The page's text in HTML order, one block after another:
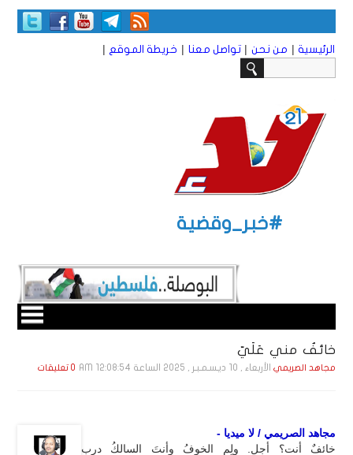
الرئيسية | من نحن | تواصل معنا | خريطة الموقع |
#خبر_وقضية
خائفٌ مني عَلَيّ
مجاهد الصريمي الأربعاء , 10 ديـسـمـبـر , 2025 الساعة 12:08:54 AM 0 تعليقات
مجاهد الصريمي / لا ميديا -
خائفٌ أنت؟ أجل. ولِم الخوفُ وأنتَ السالكُ درب